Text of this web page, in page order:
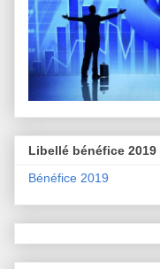
Libellé bénéfice 2019
Bénéfice 2019